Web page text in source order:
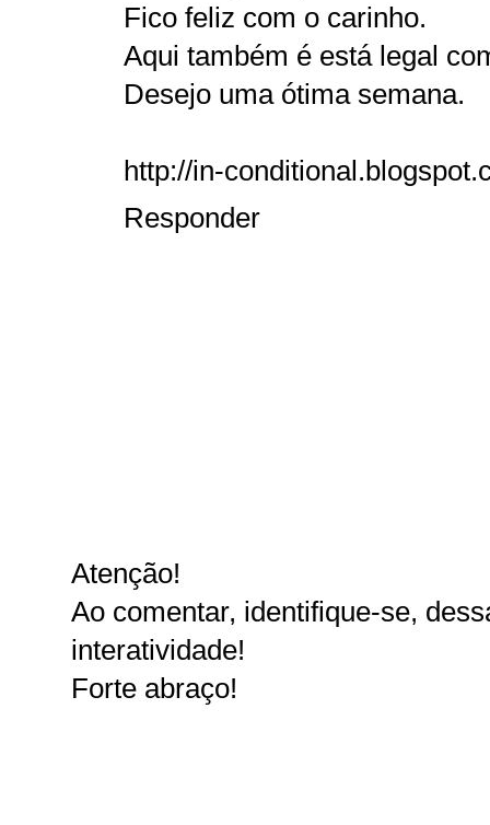
Fico feliz com o carinho.
Aqui também é está legal
Desejo uma ótima semana.
http://in-
Responder
Atenção!
Ao comentar, identifique-se,
interatividade!
Forte abraço!